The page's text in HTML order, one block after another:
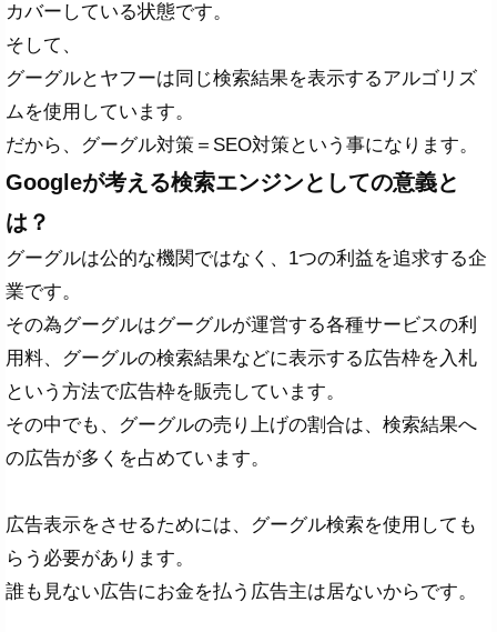
カバーしている状態です。
そして、
グーグルとヤフーは同じ検索結果を表示するアルゴリズ
ムを使用しています。
だから、グーグル対策＝SEO対策という事になります。
Googleが考える検索エンジンとしての意義と
は？
グーグルは公的な機関ではなく、1つの利益を追求する企
業です。
その為グーグルはグーグルが運営する各種サービスの利
用料、グーグルの検索結果などに表示する広告枠を入札
という方法で広告枠を販売しています。
その中でも、グーグルの売り上げの割合は、検索結果へ
の広告が多くを占めています。
広告表示をさせるためには、グーグル検索を使用しても
らう必要があります。
誰も見ない広告にお金を払う広告主は居ないからです。